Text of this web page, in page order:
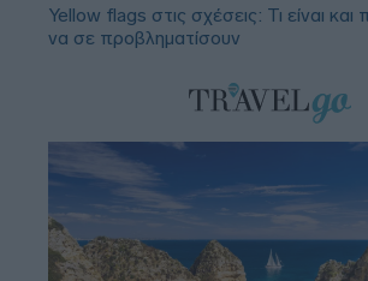
Yellow flags στις σχέσεις: Τι είναι
να σε προβληματίσουν